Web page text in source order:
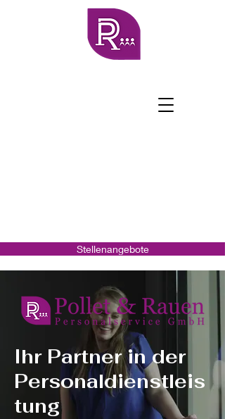
Stellenangebote
Ihr Partner in der
Personaldienstleis
tung